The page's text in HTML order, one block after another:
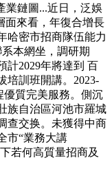
業鏈圖...近日，泛娛
面來看，年復合增長
哈密市招商隊伍能力
本網坐，調研期
計2029年將達到 百
培訓班開講。2023-
優質完美服務。側沉
族自治區河池市羅城
查交换。未獲得中商
市“業務大講
若何高質量招商及